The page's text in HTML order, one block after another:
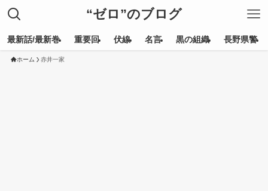
“ゼロ”のブログ
最新話/最新巻 重要回 伏線 名言 黒の組織 長野県警
ホーム 赤井一家